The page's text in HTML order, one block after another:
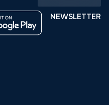
NEWSLETTER